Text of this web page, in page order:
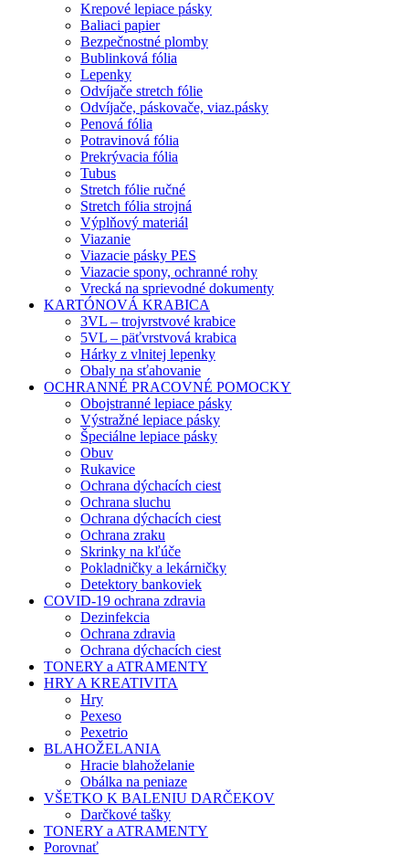
Krepové lepiace pásky
Baliaci papier
Bezpečnostné plomby
Bublinková fólia
Lepenky
Odvíjače stretch fólie
Odvíjače, páskovače, viaz.pásky
Penová fólia
Potravinová fólia
Prekrývacia fólia
Tubus
Stretch fólie ručné
Stretch fólia strojná
Výplňový materiál
Viazanie
Viazacie pásky PES
Viazacie spony, ochranné rohy
Vrecká na sprievodné dokumenty
KARTÓNOVÁ KRABICA
3VL – trojvrstvové krabice
5VL – päťvrstvová krabica
Hárky z vlnitej lepenky
Obaly na sťahovanie
OCHRANNÉ PRACOVNÉ POMOCKY
Obojstranné lepiace pásky
Výstražné lepiace pásky
Špeciálne lepiace pásky
Obuv
Rukavice
Ochrana dýchacích ciest
Ochrana sluchu
Ochrana dýchacích ciest
Ochrana zraku
Skrinky na kľúče
Pokladničky a lekárničky
Detektory bankoviek
COVID-19 ochrana zdravia
Dezinfekcia
Ochrana zdravia
Ochrana dýchacích ciest
TONERY a ATRAMENTY
HRY A KREATIVITA
Hry
Pexeso
Pexetrio
BLAHOŽELANIA
Hracie blahoželanie
Obálka na peniaze
VŠETKO K BALENIU DARČEKOV
Darčkové tašky
TONERY a ATRAMENTY
Porovnať